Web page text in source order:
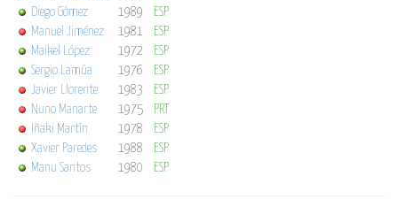
Diego Gómez
1989 ESP
Manuel Jiménez
1981 ESP
Maikel López
1972 ESP
Sergio Lamúa
1976 ESP
Javier Llorente
1983 ESP
Nuno Manarte
1975 PRT
Iñaki Martín
1978 ESP
Xavier Paredes
1988 ESP
Manu Santos
1980 ESP